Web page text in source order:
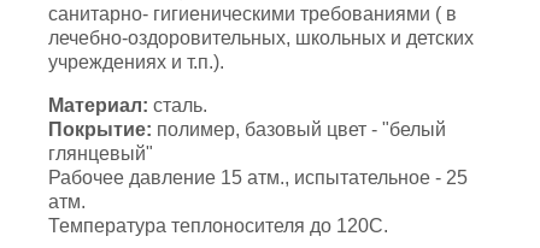
санитарно- гигиеническими требованиями ( в
лечебно-оздоровительных, школьных и детских
учреждениях и т.п.).
Материал: сталь.
Покрытие: полимер, базовый цвет - "белый
глянцевый"
Рабочее давление 15 атм., испытательное - 25
атм.
Температура теплоносителя до 120С.